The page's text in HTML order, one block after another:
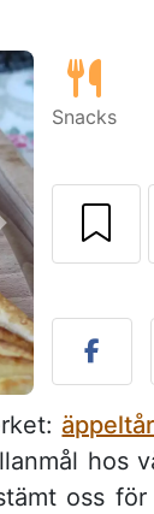
Snacks
hos
oss